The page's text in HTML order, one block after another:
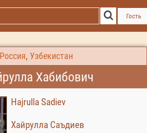
Гость
, Узбекистан
Хабибович
Hajrulla Sadiev
Хайрулла Саъдиев